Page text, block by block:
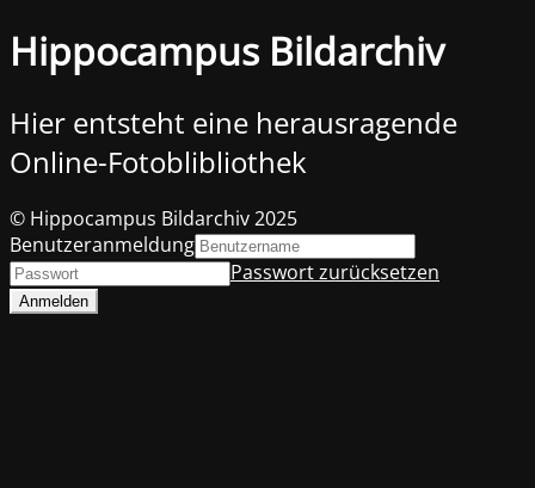
Hippocampus Bildarchiv
Hier entsteht eine herausragende
Online-Fotoblibliothek
© Hippocampus Bildarchiv 2025
Benutzeranmeldung
Passwort zurücksetzen